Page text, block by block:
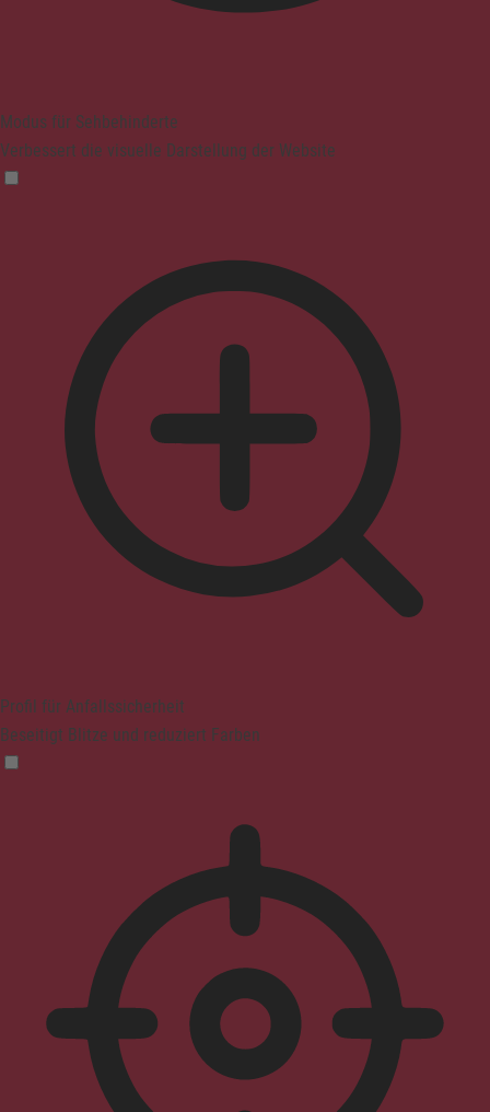
Modus für Sehbehinderte
Verbessert die visuelle Darstellung der Website
Profil für Anfallssicherheit
Beseitigt Blitze und reduziert Farben